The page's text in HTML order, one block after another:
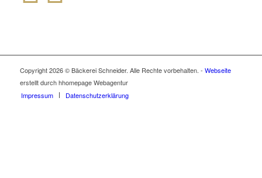
Copyright 2026 © Bäckerei Schneider. Alle Rechte vorbehalten. - Webseite
erstellt durch hhomepage Webagentur
Impressum
Datenschutzerklärung